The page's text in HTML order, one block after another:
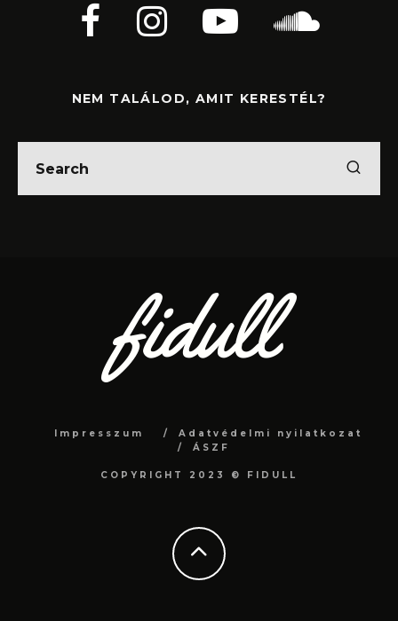
NEM TALÁLOD, AMIT KERESTÉL?
Impresszum
Adatvédelmi nyilatkozat
ÁSZF
COPYRIGHT 2023 © FIDULL